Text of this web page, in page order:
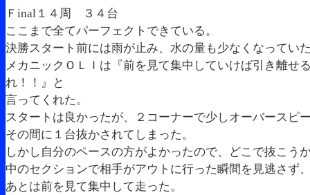
Ｆinal１４周 ３４台
ここまで全てパーフェクトできている。
決勝スタート前には雨が止み、水の量も少なくなってい
メカニックＯＬＩは『前を見て集中していけば引き離せ
れ！！』と
言ってくれた。
スタートは良かったが、２コーナーで少しオーバースピ
その間に１台抜かされてしまった。
しかし自分のペースの方がよかったので、どこで抜こう
中のセクションで相手がアウトに行った瞬間を見逃さず
あとは前を見て集中して走った。